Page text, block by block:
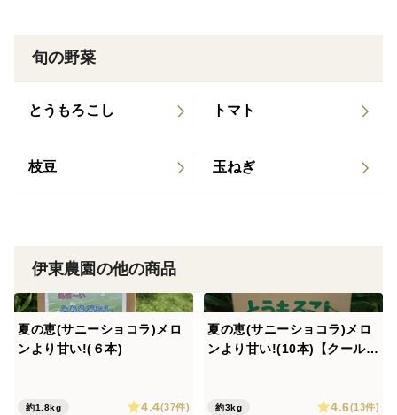
旬の野菜
とうもろこし トマト
枝豆 玉ねぎ
伊東農園の他の商品
夏の恵(サニーショコラ)メロ
ンより甘い!(６本)
約1.8kg 4.4(37件)
夏の恵(サニーショコラ)メロ
ンより甘い!(10本)【クール
約3kg 4.6(13件)